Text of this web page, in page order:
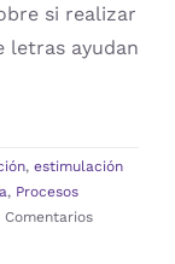
si realizar
letras ayudan
, estimulación
, Procesos
Comentarios